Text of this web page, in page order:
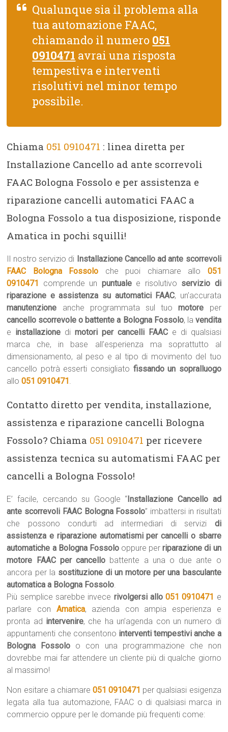
Qualunque sia il problema alla
tua automazione FAAC,
chiamando il numero 051
0910471 avrai una risposta
tempestiva e interventi
risolutivi nel minor tempo
possibile.
Chiama 051 0910471 : linea diretta per
Installazione Cancello ad ante scorrevoli
FAAC Bologna Fossolo e per assistenza e
riparazione cancelli automatici FAAC a
Bologna Fossolo a tua disposizione, risponde
Amatica in pochi squilli!
Il nostro servizio di Installazione Cancello ad ante scorrevoli
FAAC Bologna Fossolo
che puoi chiamare allo 051
0910471
comprende un puntualee risolutivo servizio di
riparazione e assistenza su automatici FAAC, un’accurata
manutenzione anche programmata sul tuomotore per
cancello scorrevole o battente a Bologna Fossolo, la vendita
e installazione dimotori per cancelli FAACe di qualsiasi
marca che, in base all’esperienza ma soprattutto al
dimensionamento, al peso e al tipo di movimento del tuo
cancello potrà esserti consigliato fissando un sopralluogo
allo051 0910471.
Contatto diretto per vendita, installazione,
assistenza e riparazione cancelli Bologna
Fossolo? Chiama 051 0910471 per ricevere
assistenza tecnica su automatismi FAAC per
cancelli a Bologna Fossolo!
E’ facile, cercando su Google “Installazione Cancello ad
ante scorrevoli FAAC Bologna Fossolo” imbattersi in risultati
che possono condurti ad intermediari di servizi di
assistenza e riparazione automatismi per cancelli o sbarre
automatiche a Bologna Fossolo oppure perriparazione di un
motore FAAC per cancello battente a una o due ante o
ancora per la sostituzione di un motore per una basculante
automatica a Bologna Fossolo.
Più semplice sarebbe invece rivolgersi allo051 0910471 e
parlare con Amatica, azienda con ampia esperienza e
pronta ad intervenire, che ha un’agenda con un numero di
appuntamenti che consentono interventi tempestivi anche a
Bologna Fossolo o con una programmazione che non
dovrebbe mai far attendere un cliente più di qualche giorno
al massimo!
Non esitare a chiamare 051 0910471 per qualsiasi esigenza
legata alla tua automazione, FAAC o di qualsiasi marca in
commercio oppure per le domande più frequenti come: